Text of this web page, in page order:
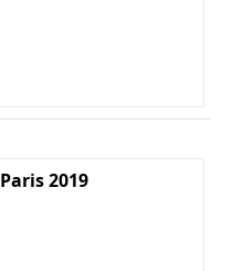
Paris 2019